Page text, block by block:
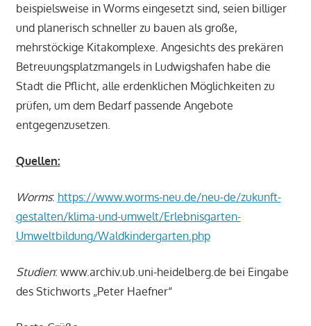
beispielsweise in Worms eingesetzt sind, seien billiger
und planerisch schneller zu bauen als große,
mehrstöckige Kitakomplexe. Angesichts des prekären
Betreuungsplatzmangels in Ludwigshafen habe die
Stadt die Pflicht, alle erdenklichen Möglichkeiten zu
prüfen, um dem Bedarf passende Angebote
entgegenzusetzen.
Quellen:
Worms: https://www.worms-neu.de/neu-de/zukunft-
gestalten/klima-und-umwelt/Erlebnisgarten-
Umweltbildung/Waldkindergarten.php
Studien: www.archiv.ub.uni-heidelberg.de bei Eingabe
des Stichworts „Peter Haefner“